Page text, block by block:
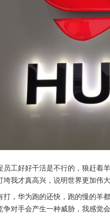
员工好好干活是不行的，狼赶着
我才真高兴，说明世界更加伟大
打，华为跑的还快，跑的慢的羊
争对手会产生一种威胁，我感觉